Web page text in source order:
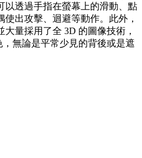
以透過手指在螢幕上的滑動、點
出攻擊、迴避等動作。此外，
量採用了全 3D 的圖像技術，
無論是平常少見的背後或是遮